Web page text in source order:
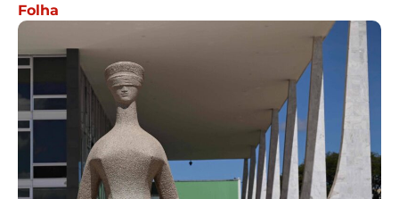
Folha